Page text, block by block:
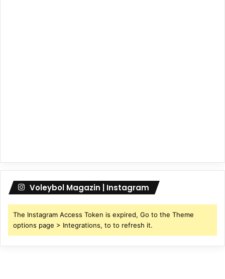
Voleybol Magazin | Instagram
The Instagram Access Token is expired, Go to the Theme
options page > Integrations, to to refresh it.